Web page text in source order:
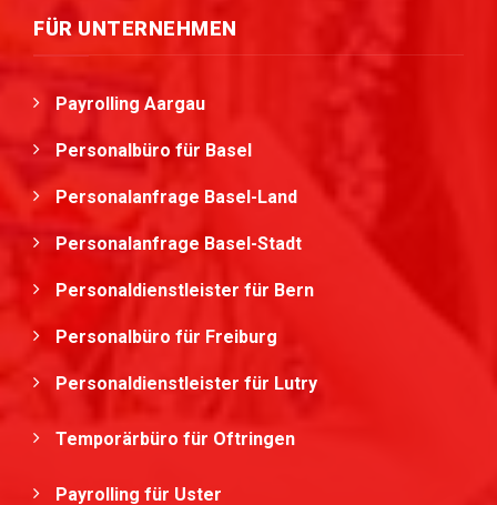
FÜR UNTERNEHMEN
Payrolling Aargau
Personalbüro für Basel
Personalanfrage Basel-Land
Personalanfrage Basel-Stadt
Personaldienstleister für Bern
Personalbüro für Freiburg
Personaldienstleister für Lutry
Temporärbüro für Oftringen
Payrolling für Uster